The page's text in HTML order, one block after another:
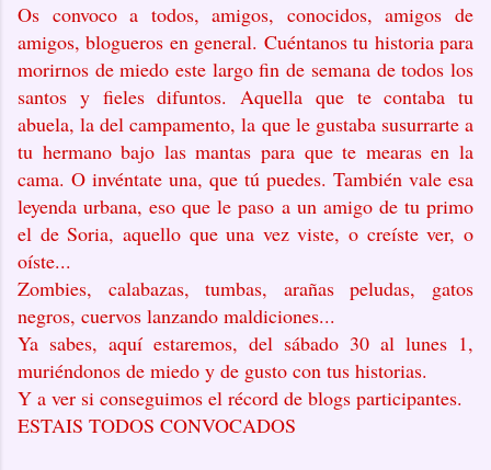
Os convoco a todos, amigos, conocidos, amigos de
amigos, blogueros en general. Cuéntanos tu historia para
morirnos de miedo este largo fin de semana de todos los
santos y fieles difuntos. Aquella que te contaba tu
abuela, la del campamento, la que le gustaba susurrarte a
tu hermano bajo las mantas para que te mearas en la
cama. O invéntate una, que tú puedes. También vale esa
leyenda urbana, eso que le paso a un amigo de tu primo
el de Soria, aquello que una vez viste, o creíste ver, o
oíste...
Zombies, calabazas, tumbas, arañas peludas, gatos
negros, cuervos lanzando maldiciones...
Ya sabes, aquí estaremos, del sábado 30 al lunes 1,
muriéndonos de miedo y de gusto con tus historias.
Y a ver si conseguimos el récord de blogs participantes.
ESTAIS TODOS CONVOCADOS